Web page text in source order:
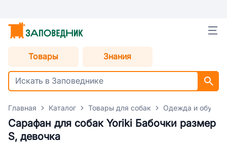
Товары Знания
Главная Каталог Товары для собак Одежда и обувь
Сарафан для собак Yoriki Бабочки размер
S, девочка